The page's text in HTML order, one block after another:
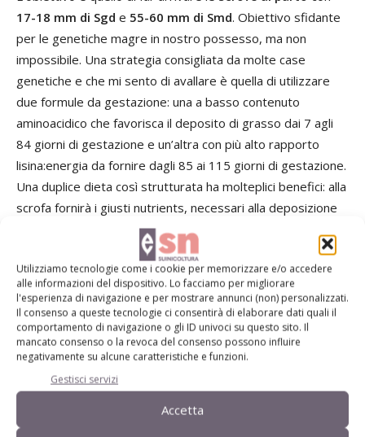
Utilizziamo tecnologie come i cookie per memorizzare e/o accedere
alle informazioni del dispositivo. Lo facciamo per migliorare
l'esperienza di navigazione e per mostrare annunci (non) personalizzati.
Il consenso a queste tecnologie ci consentirà di elaborare dati quali il
comportamento di navigazione o gli ID univoci su questo sito. Il
mancato consenso o la revoca del consenso possono influire
negativamente su alcune caratteristiche e funzioni.
Gestisci servizi
Accetta
17-18 mm di Sgd e 55-60 mm di Smd. Obiettivo sfidante
per le genetiche magre in nostro possesso, ma non
impossibile. Una strategia consigliata da molte case
genetiche e che mi sento di avallare è quella di utilizzare
due formule da gestazione: una a basso contenuto
aminoacidico che favorisca il deposito di grasso dai 7 agli
84 giorni di gestazione e un’altra con più alto rapporto
lisina:energia da fornire dagli 85 ai 115 giorni di gestazione.
Una duplice dieta così strutturata ha molteplici benefici: alla
scrofa fornirà i giusti nutrients, necessari alla deposizione
di riserve da mobilitare durante la futura lattazione, limiterà
le lesioni alle spalle in sala parto, ne allungherà la carriera
produttiva e la manterrà più calma durante tutto il ciclo
riproduttivo; ai suinetti garantirà un maggior peso alla
nascita e una maggior ingestione di latte; all’allevatore
consentirà di non sovralimentare le scrofe inutilmente e di
ridurre il costo alimentare annuale.
Gestione della scrofa in lattazione